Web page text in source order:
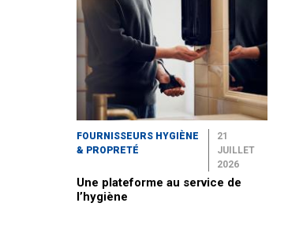
FOURNISSEURS HYGIÈNE
& PROPRETÉ
21
JUILLET
2026
Une plateforme au service de
l’hygiène